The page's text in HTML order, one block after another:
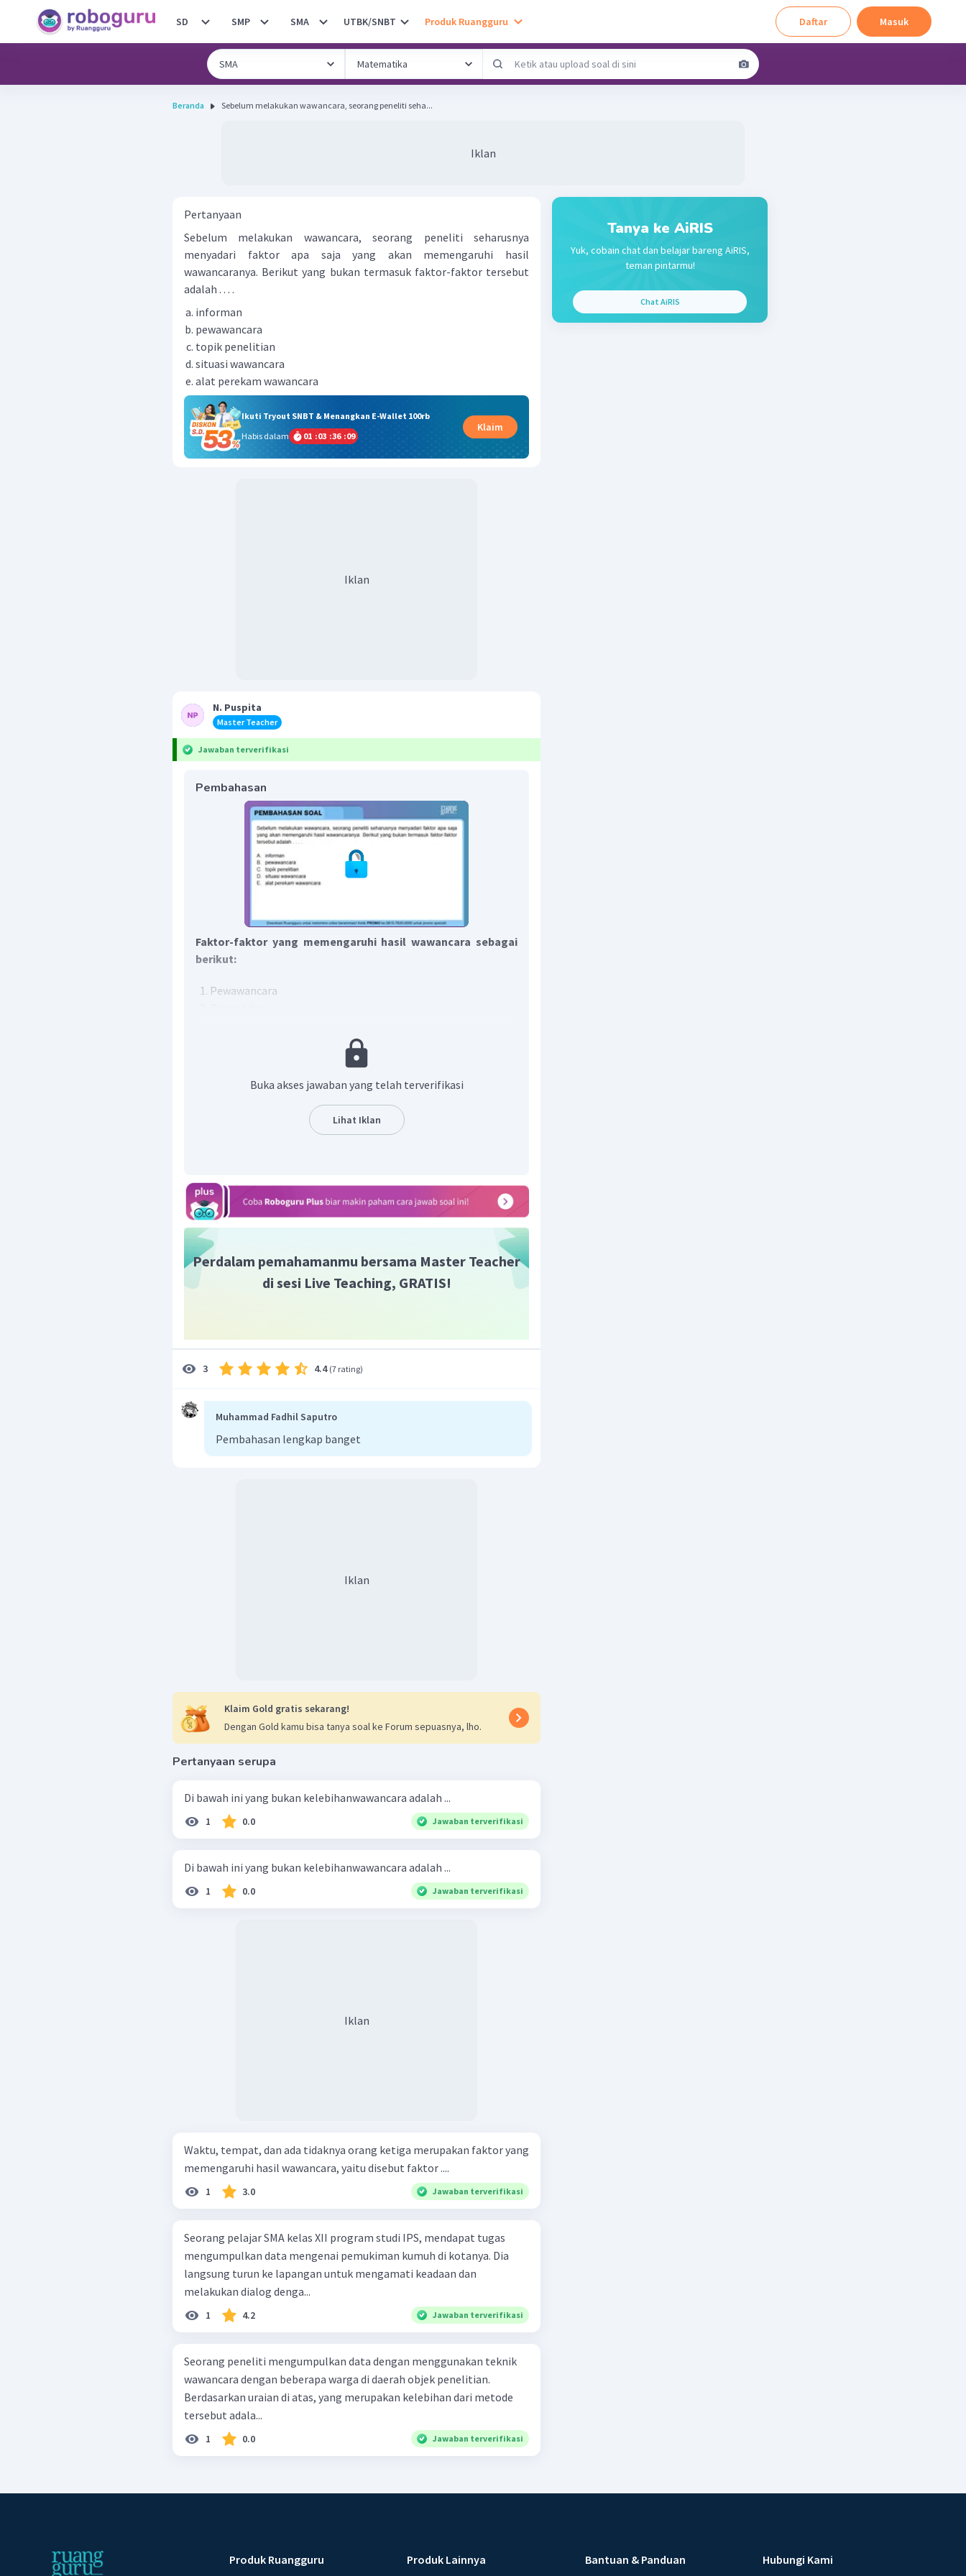
SD SMP SMA UTBK/SNBT Produk Ruangguru Daftar Masuk
Beranda Sebelum melakukan wawancara, seorang peneliti seha...
Iklan
Pertanyaan
Sebelum melakukan wawancara, seorang peneliti seharusnya
menyadari faktor apa saja yang akan memengaruhi hasil
wawancaranya. Berikut yang bukan termasuk faktor-faktor tersebut
adalah . . . .
informan
pewawancara
topik penelitian
situasi wawancara
alat perekam wawancara
Ikuti Tryout SNBT & Menangkan E-Wallet 100rb
Habis dalam
01 :03 :36 :08
Klaim
Iklan
N. Puspita
Master Teacher
Jawaban terverifikasi
Pembahasan
Faktor-faktor yang memengaruhi hasil wawancara sebagai
berikut:
Pewawancara
bukan merupakan faktor yang memengaruhi hasil
maka jawaban yang tepat adalah E.
Buka akses jawaban yang telah terverifikasi
Lihat Iklan
Perdalam pemahamanmu bersama Master Teacher
di sesi Live Teaching, GRATIS!
3 4.4 (7 rating)
Muhammad Fadhil Saputro
Pembahasan lengkap banget
Iklan
Klaim Gold gratis sekarang!
Dengan Gold kamu bisa tanya soal ke Forum sepuasnya, lho.
Pertanyaan serupa
Di bawah ini yang bukan kelebihanwawancara adalah ...
1 0.0 Jawaban terverifikasi
Di bawah ini yang bukan kelebihanwawancara adalah ...
1 0.0 Jawaban terverifikasi
Iklan
Waktu, tempat, dan ada tidaknya orang ketiga merupakan faktor yang
memengaruhi hasil wawancara, yaitu disebut faktor ....
1 3.0 Jawaban terverifikasi
Seorang pelajar SMA kelas XII program studi IPS, mendapat tugas
mengumpulkan data mengenai pemukiman kumuh di kotanya. Dia
langsung turun ke lapangan untuk mengamati keadaan dan
melakukan dialog denga...
1 4.2 Jawaban terverifikasi
Seorang peneliti mengumpulkan data dengan menggunakan teknik
wawancara dengan beberapa warga di daerah objek penelitian.
Berdasarkan uraian di atas, yang merupakan kelebihan dari metode
tersebut adala...
1 0.0 Jawaban terverifikasi
Tanya ke AiRIS
Yuk, cobain chat dan belajar bareng AiRIS,
teman pintarmu!
Chat AiRIS
Produk Ruangguru Produk Lainnya Bantuan & Panduan Hubungi Kami